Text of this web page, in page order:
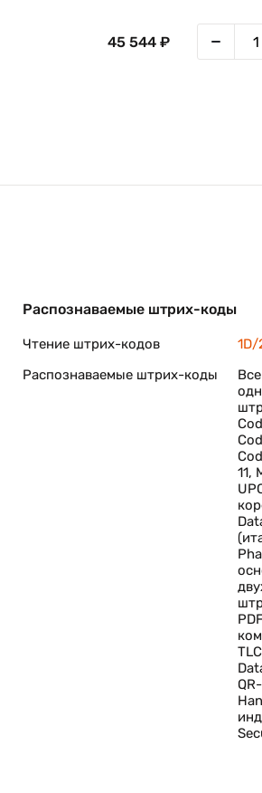
45 544 ₽
Распознаваемые штрих-коды
Чтение штрих-кодов
1D/
Распознаваемые штрих-коды
11,